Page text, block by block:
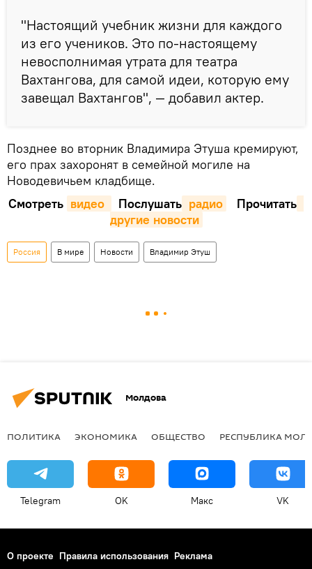
"Настоящий учебник жизни для каждого
из его учеников. Это по-настоящему
невосполнимая утрата для театра
Вахтангова, для самой идеи, которую ему
завещал Вахтангов", — добавил актер.
Позднее во вторник Владимира Этуша кремируют,
его прах захоронят в семейной могиле на
Новодевичьем кладбище.
Смотреть видео Послушать радио
Прочитать
другие новости
Россия В мире Новости Владимир Этуш
Молдова
ПОЛИТИКА ЭКОНОМИКА ОБЩЕСТВО РЕСПУБЛИКА
Telegram OK Макс VK
О проекте Правила использования Реклама